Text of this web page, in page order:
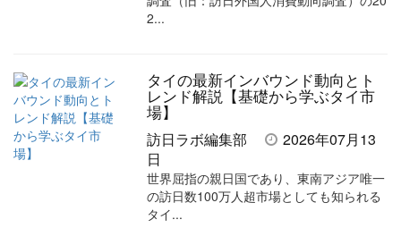
ク
追
加
る
2...
タイの最新インバウンド動向とト
レンド解説【基礎から学ぶタイ市
場】
訪日ラボ編集部
2026年07月13
日
世界屈指の親日国であり、東南アジア唯一
の訪日数100万人超市場としても知られる
タイ...